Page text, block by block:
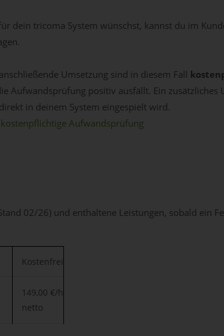
dein tricoma System wünschst, kannst du im
Umsetzung sind in diesem Fall
Aufwandsprüfung positiv ausfällt. Ein zusätzliches
in deinem System eingespielt wird.
Aufwandsprüfung
02/26) und enthaltene Leistungen, sobald ein
Kostenfrei
149,00 €/h
netto